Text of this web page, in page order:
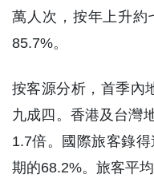
萬人次，按年上升約
85.7%。
按客源分析，首季內
九成四。香港及台灣
1.7倍。國際旅客錄
期的68.2%。旅客平